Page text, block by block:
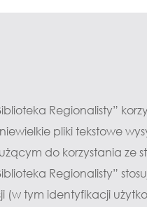
Regionalisty”
pliki tekstowe
do korzystania ze
Regionalisty”
(w tym identyfikacji